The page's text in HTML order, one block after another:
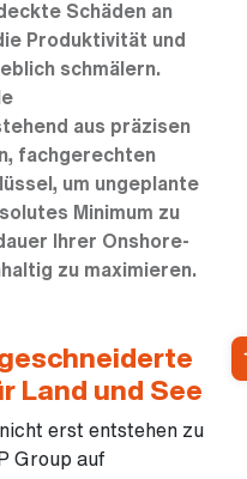
Schäden an
Produktivität und
schmälern.
aus präzisen
fachgerechten
um ungeplante
Minimum zu
Ihrer Onshore-
zu maximieren.
Land und See
erst entstehen zu
Group auf